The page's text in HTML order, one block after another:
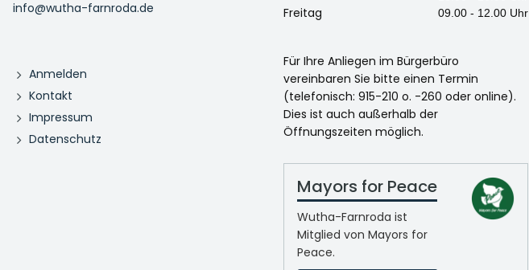
info@wutha-farnroda.de
Anmelden
Kontakt
Impressum
Datenschutz
Freitag 09.00 - 12.00 Uhr
Für Ihre Anliegen im Bürgerbüro
vereinbaren Sie bitte einen Termin
(telefonisch: 915-210 o. -260 oder online).
Dies ist auch außerhalb der
Öffnungszeiten möglich.
Mayors for Peace
Wutha-Farnroda ist
Mitglied von Mayors for
Peace.